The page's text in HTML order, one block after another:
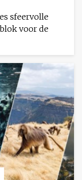
sfeervolle
voor de